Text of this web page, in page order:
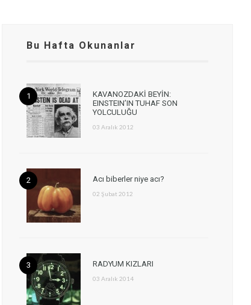
Bu Hafta Okunanlar
KAVANOZDAKİ BEYİN:
EINSTEIN’IN TUHAF SON
YOLCULUĞU
03 Aralık 2012
Acı biberler niye acı?
02 Şubat 2012
RADYUM KIZLARI
03 Aralık 2014